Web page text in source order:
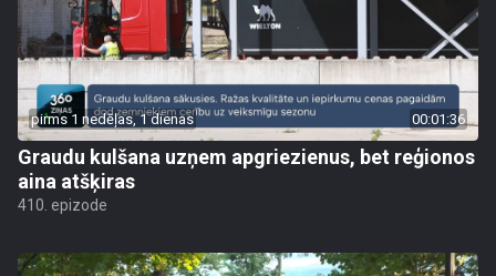
pirms 1 nedēļas, 1 dienas 00:01:36
Graudu kulšana uzņem apgriezienus, bet reģionos
aina atšķiras
410. epizode